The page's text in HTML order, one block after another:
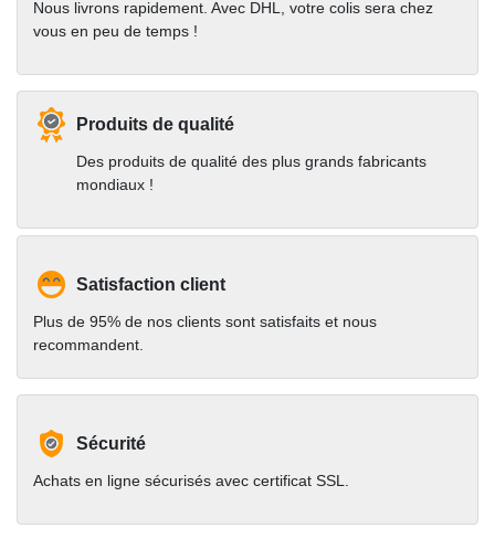
Nous livrons rapidement. Avec DHL, votre colis sera chez
vous en peu de temps !
Produits de qualité
Des produits de qualité des plus grands fabricants
mondiaux !
Satisfaction client
Plus de 95% de nos clients sont satisfaits et nous
recommandent.
Sécurité
Achats en ligne sécurisés avec certificat SSL.